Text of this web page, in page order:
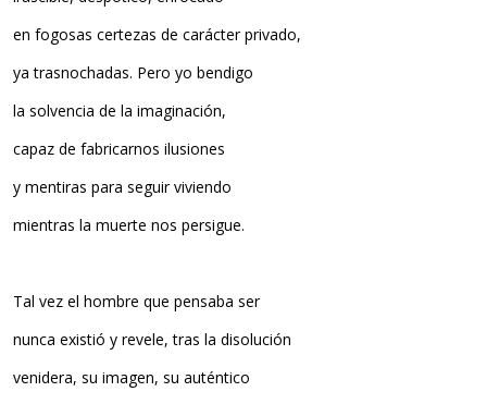
en fogosas certezas de carácter privado,
ya trasnochadas. Pero yo bendigo
la solvencia de la imaginación,
capaz de fabricarnos ilusiones
y mentiras para seguir viviendo
mientras la muerte nos persigue.
Tal vez el hombre que pensaba ser
nunca existió y revele, tras la disolución
venidera, su imagen, su auténtico